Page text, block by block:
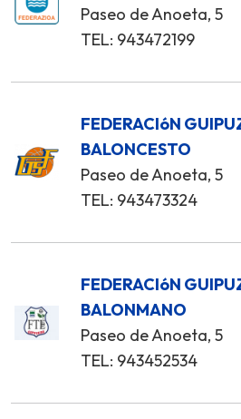
Paseo de Anoeta, 5
TEL: 943472199
FEDERACIóN
BALONCESTO
Paseo de Anoeta, 5
TEL: 943473324
FEDERACIóN
BALONMANO
Paseo de Anoeta, 5
TEL: 943452534